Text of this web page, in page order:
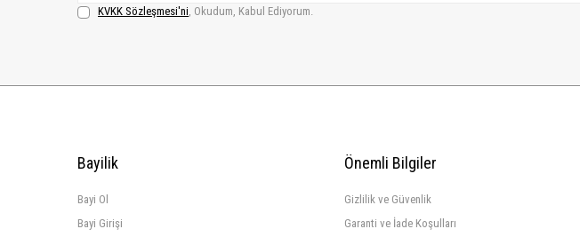
KVKK Sözleşmesi'ni, Okudum, Kabul Ediyorum.
Bayilik
Bayi Ol
Bayi Girişi
Önemli Bilgiler
Gizlilik ve Güvenlik
Garanti ve İade Koşulları